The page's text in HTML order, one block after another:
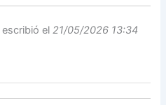
escribió el21/05/2026 13:34